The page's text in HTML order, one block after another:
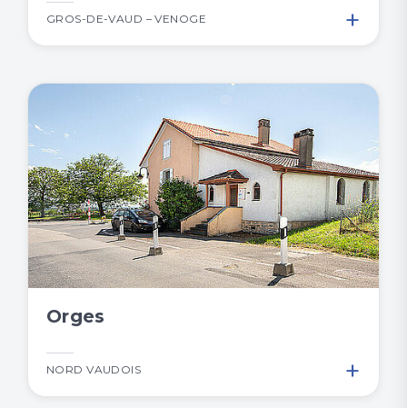
GROS-DE-VAUD – VENOGE +
Orges
NORD VAUDOIS +